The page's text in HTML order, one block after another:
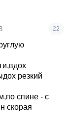
22
резкий
спине - с
скорая